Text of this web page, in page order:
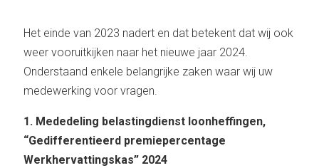
Het einde van 2023 nadert en dat betekent dat wij ook
weer vooruitkijken naar het nieuwe jaar 2024.
Onderstaand enkele belangrijke zaken waar wij uw
medewerking voor vragen.
1. Mededeling belastingdienst loonheffingen,
“Gedifferentieerd premiepercentage
Werkhervattingskas” 2024